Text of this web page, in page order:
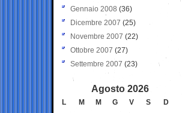
Gennaio 2008 (36)
Dicembre 2007 (25)
Novembre 2007 (22)
Ottobre 2007 (27)
Settembre 2007 (23)
Agosto 2026
L M M G V S
D